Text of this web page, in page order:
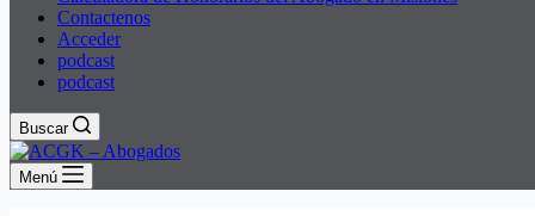
Contactenos
Acceder
podcast
podcast
Buscar
Menú